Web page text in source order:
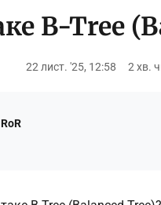
B-Tree
22 лист. '25, 12:58 2 хв.